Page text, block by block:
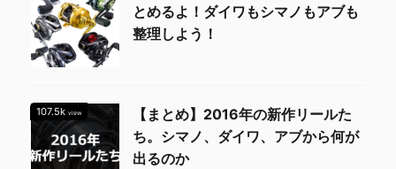
とめるよ！ダイワもシマノもアブも
整理しよう！
107.5k view
【まとめ】2016年の新作リールた
ち。シマノ、ダイワ、アブから何が
出るのか